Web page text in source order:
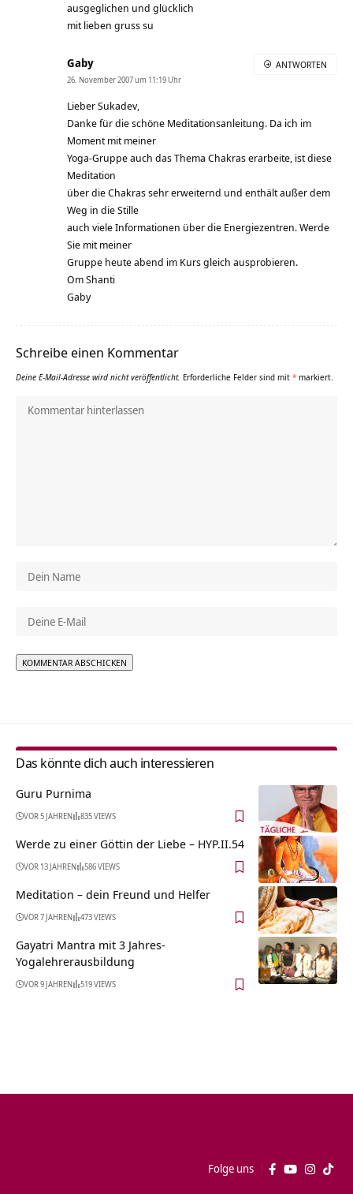
ausgeglichen und glücklich
mit lieben gruss su
Gaby
26. November 2007 um 11:19 Uhr
Lieber Sukadev,
Danke für die schöne Meditationsanleitung. Da ich im
Moment mit meiner
Yoga-Gruppe auch das Thema Chakras erarbeite, ist diese
Meditation
über die Chakras sehr erweiternd und enthält außer dem
Weg in die Stille
auch viele Informationen über die Energiezentren. Werde
Sie mit meiner
Gruppe heute abend im Kurs gleich ausprobieren.
Om Shanti
Gaby
ANTWORTEN
Schreibe einen Kommentar
Deine E-Mail-Adresse wird nicht veröffentlicht. Erforderliche Felder sind mit * markiert.
Das könnte dich auch interessieren
Guru Purnima
VOR 5 JAHREN 835 VIEWS
Werde zu einer Göttin der Liebe – HYP.II.54
VOR 13 JAHREN 586 VIEWS
Meditation – dein Freund und Helfer
VOR 7 JAHREN 473 VIEWS
Gayatri Mantra mit 3 Jahres-
Yogalehrerausbildung
VOR 9 JAHREN 519 VIEWS
Folge uns